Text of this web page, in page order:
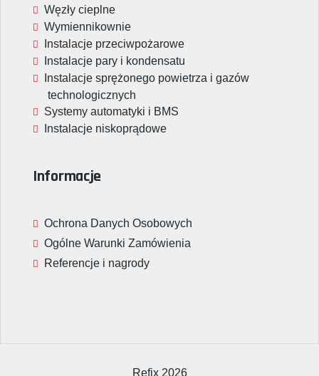
Węzły cieplne
Wymiennikownie
Instalacje przeciwpożarowe
Instalacje pary i kondensatu
Instalacje sprężonego powietrza i gazów
technologicznych
Systemy automatyki i BMS
Instalacje niskoprądowe
Informacje
Ochrona Danych Osobowych
Ogólne Warunki Zamówienia
Referencje i nagrody
Refix 2026